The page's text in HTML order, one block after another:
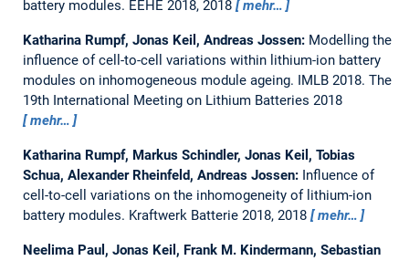
battery modules. EEHE 2018, 2018 mehr…
Katharina Rumpf, Jonas Keil, Andreas Jossen: Modelling the
influence of cell-to-cell variations within lithium-ion battery
modules on inhomogeneous module ageing. IMLB 2018. The
19th International Meeting on Lithium Batteries 2018
mehr…
Katharina Rumpf, Markus Schindler, Jonas Keil, Tobias
Schua, Alexander Rheinfeld, Andreas Jossen: Influence of
cell-to-cell variations on the inhomogeneity of lithium-ion
battery modules. Kraftwerk Batterie 2018, 2018 mehr…
Neelima Paul, Jonas Keil, Frank M. Kindermann, Sebastian